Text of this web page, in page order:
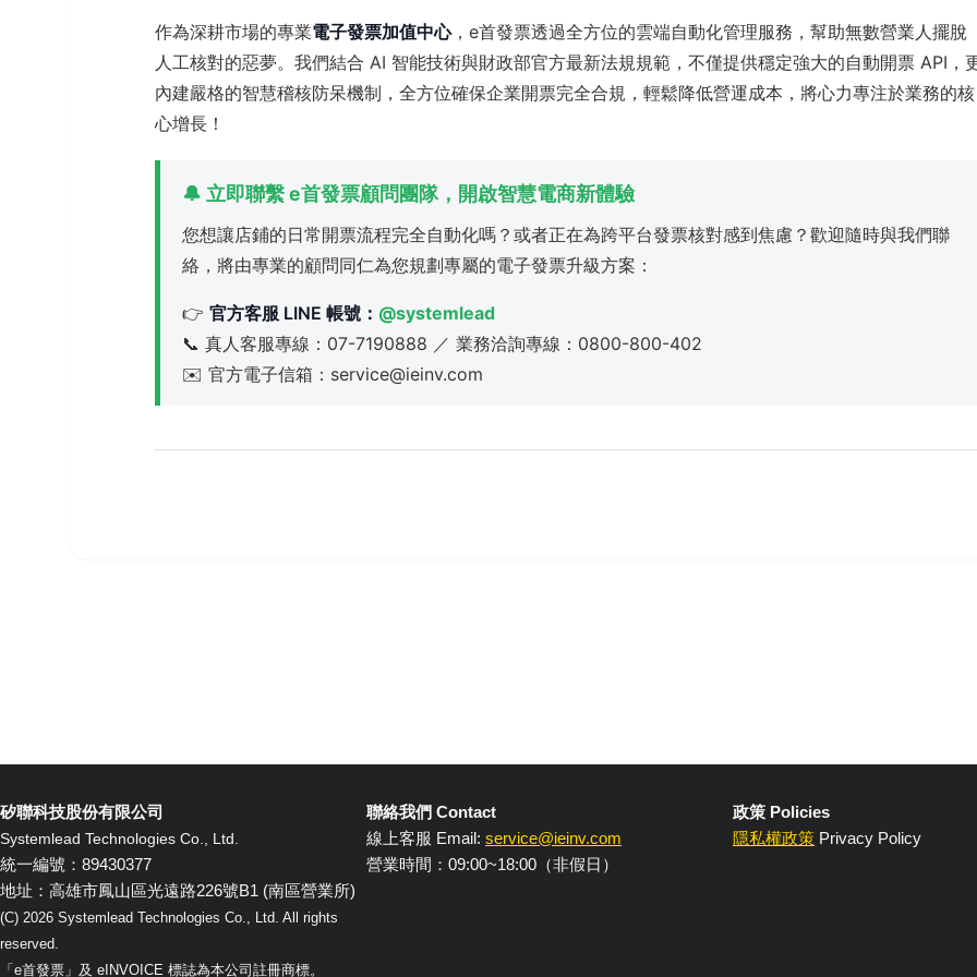
作為深耕市場的專業電子發票加值中心，e首發票透過全方位的雲端自動化管理服務，幫助無數營業人擺脫
人工核對的惡夢。我們結合 AI 智能技術與財政部官方最新法規規範，不僅提供穩定強大的自動開票 API，
內建嚴格的智慧稽核防呆機制，全方位確保企業開票完全合規，輕鬆降低營運成本，將心力專注於業務的核
心增長！
🔔 立即聯繫 e首發票顧問團隊，開啟智慧電商新體驗
您想讓店鋪的日常開票流程完全自動化嗎？或者正在為跨平台發票核對感到焦慮？歡迎隨時與我們聯
絡，將由專業的顧問同仁為您規劃專屬的電子發票升級方案：
👉 官方客服 LINE 帳號： @systemlead
📞 真人客服專線：07-7190888 ／ 業務洽詢專線：0800-800-402
✉️ 官方電子信箱：service@ieinv.com
矽聯科技股份有限公司
Systemlead Technologies Co., Ltd.
統一編號：89430377
地址：高雄市鳳山區光遠路226號B1 (南區營業所)
(C) 2026 Systemlead Technologies Co., Ltd. All rights
reserved.
「e首發票」及 eINVOICE 標誌為本公司註冊商標。
聯絡我們 Contact
線上客服 Email: service@ieinv.com
營業時間：09:00~18:00（非假日）
政策 Policies
隱私權政策 Privacy Policy